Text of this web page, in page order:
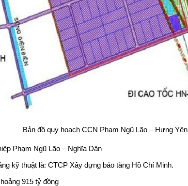
Bản đồ quy hoạch CCN Phạm Ngũ Lão – Hưng Yên
Phạm Ngũ Lão – Nghĩa Dân
kỹ thuật là: CTCP Xây dựng bảo tàng Hồ Chí Minh.
915 tỷ đồng